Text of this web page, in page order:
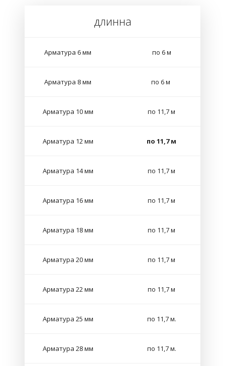
длинна
Арматура 6 мм по 6 м
Арматура 8 мм по 6 м
Арматура 10 мм по 11,7 м
Арматура 12 мм по 11,7 м
Арматура 14 мм по 11,7 м
Арматура 16 мм по 11,7 м
Арматура 18 мм по 11,7 м
Арматура 20 мм по 11,7 м
Арматура 22 мм по 11,7 м
Арматура 25 мм по 11,7 м.
Арматура 28 мм по 11,7 м.